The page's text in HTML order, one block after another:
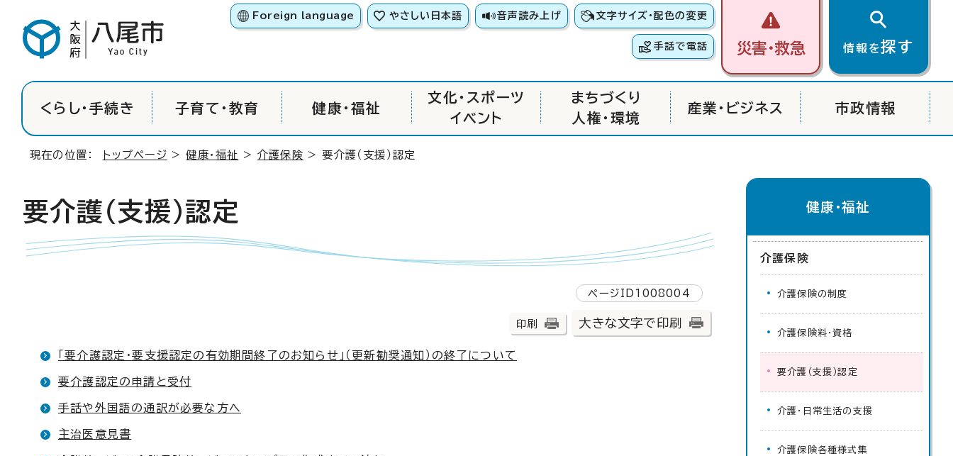
Foreign language やさしい日本語 音声読み上げ 文字サイズ・配色の変更
手話で電話 災害・救急 情報を探す
くらし・手続き 子育て・教育 健康・福祉
文化・スポーツ
イベント
まちづくり
人権・環境
産業・ビジネス 市政情報
現在の位置： トップページ >健康・福祉 >介護保険 > 要介護（支援）認定
要介護（支援）認定
ページID1008004
印刷 大きな文字で印刷
「要介護認定・要支援認定の有効期間終了のお知らせ」（更新勧奨通知）の終了について
要介護認定の申請と受付
手話や外国語の通訳が必要な方へ
主治医意見書
健康・福祉
介護保険
介護保険の制度
介護保険料・資格
要介護（支援）認定
介護・日常生活の支援
介護保険各種様式集